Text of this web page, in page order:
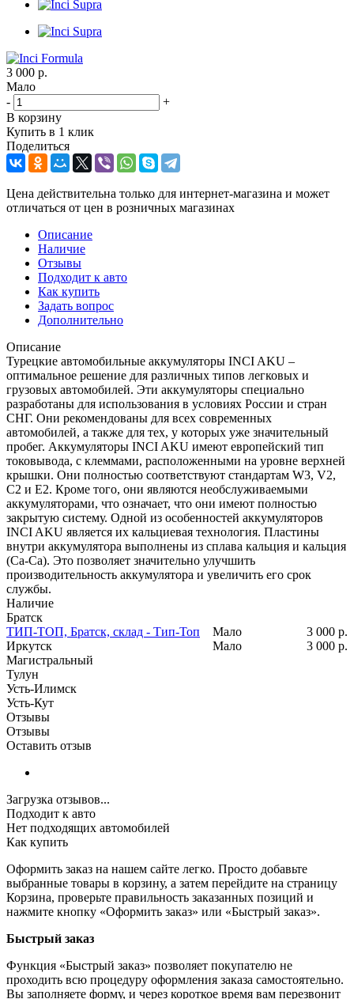
3 000 р.
Мало
-
+
В корзину
Купить в 1 клик
Поделиться
Цена действительна только для интернет-магазина и может
отличаться от цен в розничных магазинах
Описание
Наличие
Отзывы
Подходит к авто
Как купить
Задать вопрос
Дополнительно
Описание
Турецкие автомобильные аккумуляторы INCI AKU –
оптимальное решение для различных типов легковых и
грузовых автомобилей. Эти аккумуляторы специально
разработаны для использования в условиях России и стран
СНГ. Они рекомендованы для всех современных
автомобилей, а также для тех, у которых уже значительный
пробег. Аккумуляторы INCI AKU имеют европейский тип
токовывода, с клеммами, расположенными на уровне верхней
крышки. Они полностью соответствуют стандартам W3, V2,
C2 и E2. Кроме того, они являются необслуживаемыми
аккумуляторами, что означает, что они имеют полностью
закрытую систему. Одной из особенностей аккумуляторов
INCI AKU является их кальциевая технология. Пластины
внутри аккумулятора выполнены из сплава кальция и кальция
(Ca-Ca). Это позволяет значительно улучшить
производительность аккумулятора и увеличить его срок
службы.
Наличие
Братск
Мало
3 000 р.
ТИП-ТОП, Братск, склад - Тип-Топ
Мало
3 000 р.
Иркутск
Магистральный
Тулун
Усть-Илимск
Усть-Кут
Отзывы
Отзывы
Оставить отзыв
Загрузка отзывов...
Подходит к авто
Нет подходящих автомобилей
Как купить
Оформить заказ на нашем сайте легко. Просто добавьте
выбранные товары в корзину, а затем перейдите на страницу
Корзина, проверьте правильность заказанных позиций и
нажмите кнопку «Оформить заказ» или «Быстрый заказ».
Быстрый заказ
Функция «Быстрый заказ» позволяет покупателю не
проходить всю процедуру оформления заказа самостоятельно.
Вы заполняете форму, и через короткое время вам перезвонит